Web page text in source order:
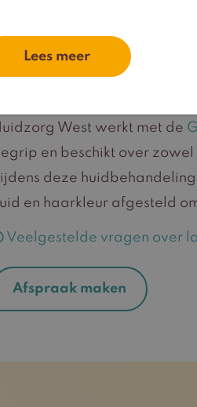
ontharing door
oplossing voor
West werkt met de
en beschikt over
deze
en haarkleur afgesteld
Veelgestelde vragen over
Afspraak maken
Lees meer